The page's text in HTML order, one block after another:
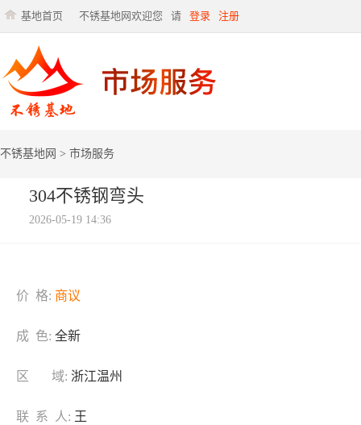
基地首页 不锈基地网欢迎您 请 登录 注册
不锈基地网 > 市场服务
304不锈钢弯头
2026-05-19 14:36
价 格: 商议
成 色: 全新
区 域: 浙江温州
联 系 人: 王